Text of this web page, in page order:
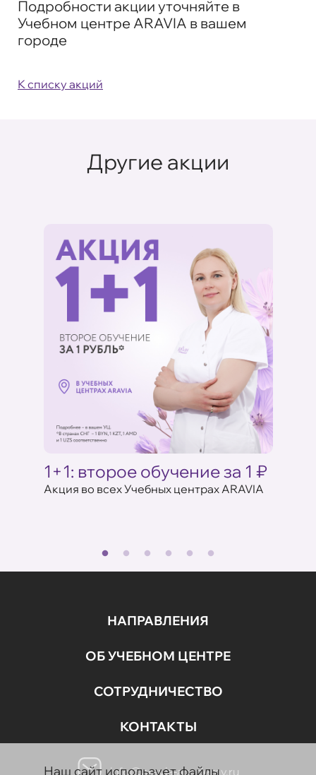
Подробности акции уточняйте в
Учебном центре ARAVIA в вашем
городе
К списку акций
Другие акции
1+1: второе обучение за 1 ₽
Акция во всех Учебных центрах ARAVIA
НАПРАВЛЕНИЯ
ОБ УЧЕБНОМ ЦЕНТРЕ
СОТРУДНИЧЕСТВО
КОНТАКТЫ
info@aravia-academy.ru
Наш сайт использует файлы